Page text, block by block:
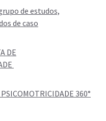
de estudos,
de caso
DE
360°